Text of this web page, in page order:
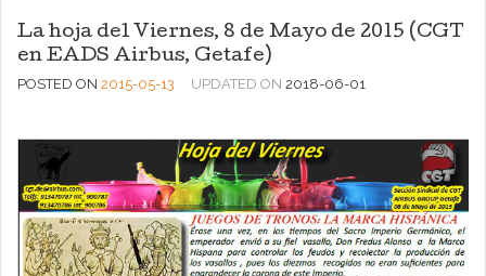
La hoja del Viernes, 8 de Mayo de 2015 (CGT
en EADS Airbus, Getafe)
POSTED ON 2015-05-13 UPDATED ON 2018-06-01